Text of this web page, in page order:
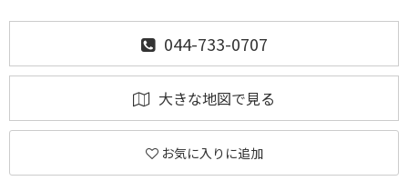
044-733-0707
大きな地図で見る
お気に入りに追加